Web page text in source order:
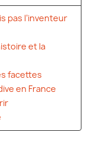
pas l’inventeur
et la
facettes
en France